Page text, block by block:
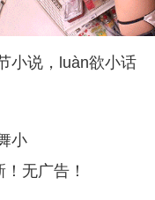
小说，luàn欲小话
小
无广告！